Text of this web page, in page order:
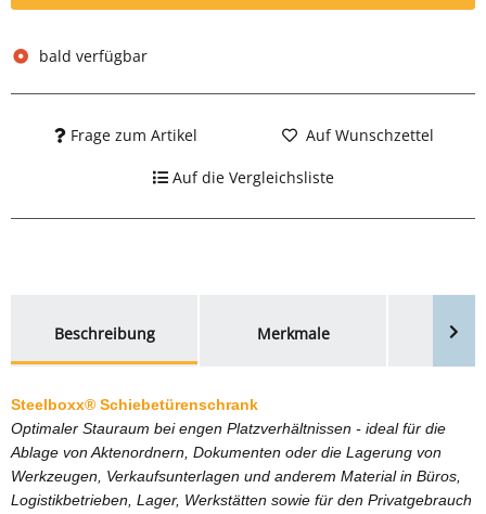
bald verfügbar
Frage zum Artikel Auf Wunschzettel
Auf die Vergleichsliste
Beschreibung
Merkmale
Steelboxx® Schiebetürenschrank
Optimaler Stauraum bei engen Platzverhältnissen - ideal für die
Ablage von Aktenordnern, Dokumenten oder die Lagerung von
Werkzeugen, Verkaufsunterlagen und anderem Material in Büros,
Logistikbetrieben, Lager, Werkstätten sowie für den Privatgebrauch